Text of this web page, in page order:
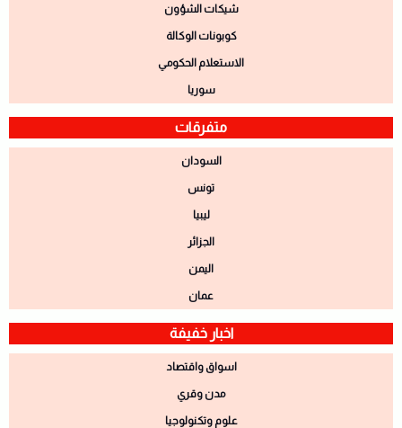
شيكات الشؤون
كوبونات الوكالة
الاستعلام الحكومي
سوريا
متفرقات
السودان
تونس
ليبيا
الجزائر
اليمن
عمان
اخبار خفيفة
اسواق واقتصاد
مدن وقري
علوم وتكنولوجيا